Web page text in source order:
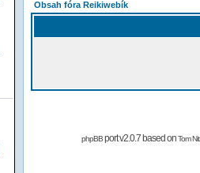
Obsah fóra Reikiwebík
phpBBport v2.0.7 based onTom